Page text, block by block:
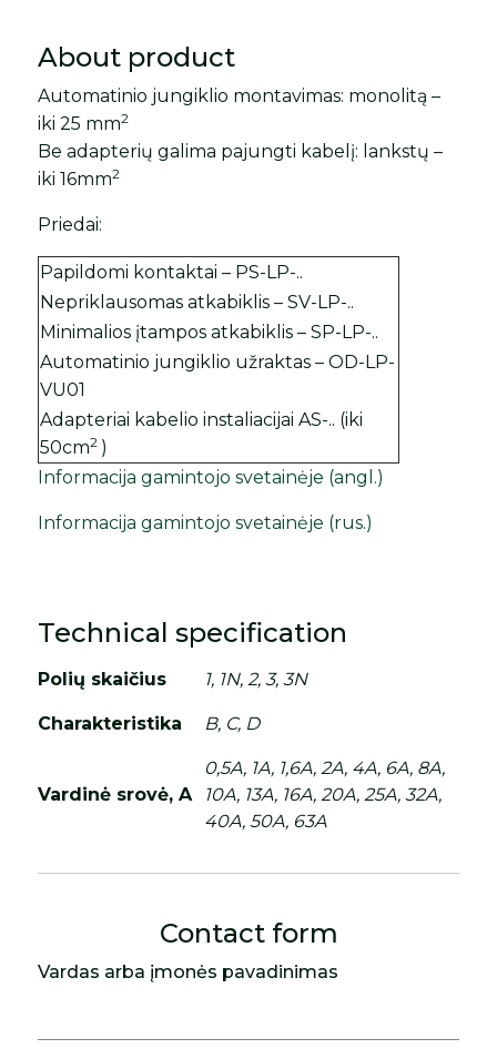
About product
Automatinio jungiklio montavimas: monolitą –
iki 25 mm2
Be adapterių galima pajungti kabelį: lankstų –
iki 16mm2
Priedai:
Papildomi kontaktai – PS-LP-..
Nepriklausomas atkabiklis – SV-LP-..
Minimalios įtampos atkabiklis – SP-LP-..
Automatinio jungiklio užraktas – OD-LP-
VU01
Adapteriai kabelio instaliacijai AS-.. (iki
50cm2 )
Informacija gamintojo svetainėje (angl.)
Informacija gamintojo svetainėje (rus.)
Technical specification
Polių skaičius 1, 1N, 2, 3, 3N
Charakteristika B, C, D
Vardinė srovė, A
0,5A, 1A, 1,6A, 2A, 4A, 6A, 8A,
10A, 13A, 16A, 20A, 25A, 32A,
40A, 50A, 63A
Contact form
Vardas arba įmonės pavadinimas